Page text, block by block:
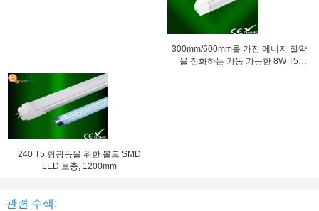
300mm/600mm를 가진 에너지 절약
을 점화하는 가동 가능한 8W T5
240 T5 형광등을 위한 볼트 SMD
LED 보충, 1200mm
관련 수색: